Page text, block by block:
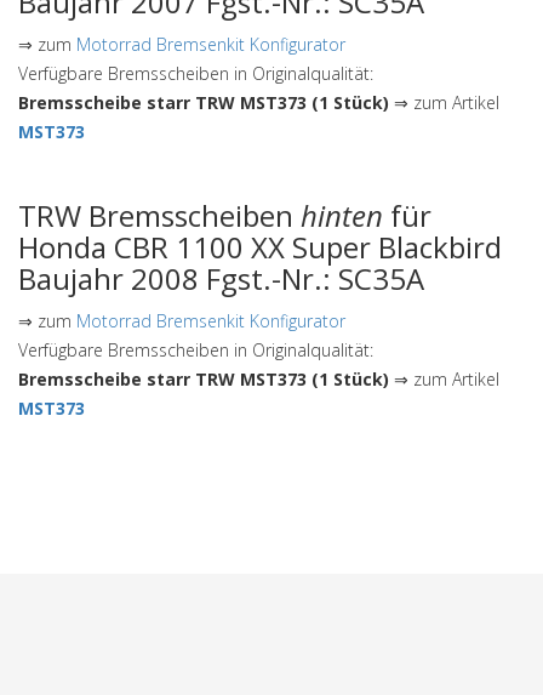
⇒ zum Motorrad Bremsenkit Konfigurator
Verfügbare Bremsscheiben in Originalqualität:
Bremsscheibe starr TRW MST373 (1 Stück) ⇒ zum Artikel
MST373
TRW Bremsscheiben hinten für
Honda CBR 1100 XX Super Blackbird
Baujahr 2008 Fgst.-Nr.: SC35A
⇒ zum Motorrad Bremsenkit Konfigurator
Verfügbare Bremsscheiben in Originalqualität:
Bremsscheibe starr TRW MST373 (1 Stück) ⇒ zum Artikel
MST373